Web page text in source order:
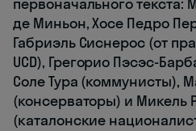
первоначального текста:
де Миньон, Хосе Педро
Габриэль Сиснерос (от
UCD), Грегорио Пэсэс-
Соле Тура (коммунисты),
(консерваторы) и Микель
(каталонские